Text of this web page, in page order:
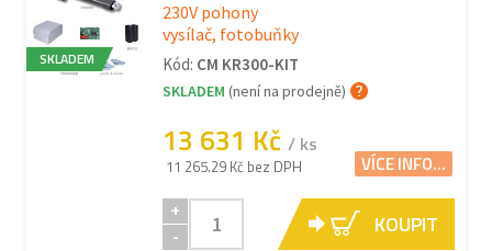
SKLADEM
230V pohony
vysílač, fotobuňky
Kód: CM KR300-KIT
SKLADEM (není na prodejně)
13 631 Kč / ks
11 265.29 Kč bez DPH VÍCE INFO...
+
-
KOUPIT